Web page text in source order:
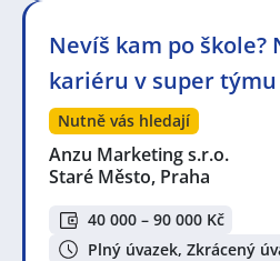
Nevíš kam po škole?
kariéru v super týmu
Nutně vás hledají
Anzu Marketing s.r.o.
Staré Město, Praha
40 000 – 90 000 Kč
Plný úvazek, Zkrácený